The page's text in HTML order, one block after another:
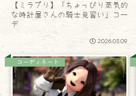
【ミラプリ】「ちょっぴり蒸気的
な時計屋さんの騎士見習い」コー
デ
2026.03.09
コーディネート